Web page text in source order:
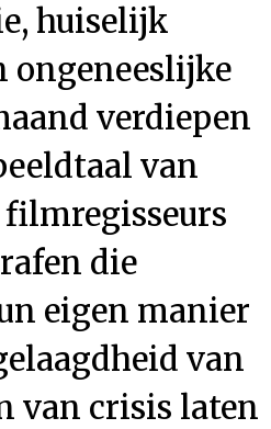
huiselijk
ongeneeslijke
verdiepen
van
die
eigen manier
van
van crisis laten